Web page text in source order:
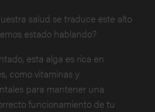
salud se traduce este alto
estado hablando?
esta alga es rica en
como vitaminas y
para mantener una
funcionamiento de tu